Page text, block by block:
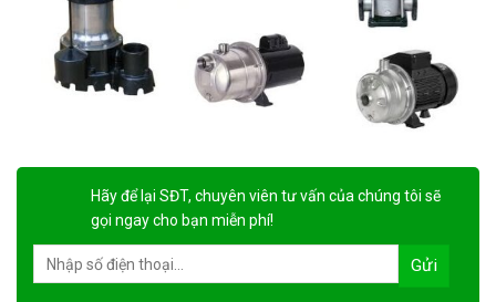
Hãy để lại SĐT, chuyên viên tư vấn của chúng tôi sẽ
gọi ngay cho bạn miễn phí!